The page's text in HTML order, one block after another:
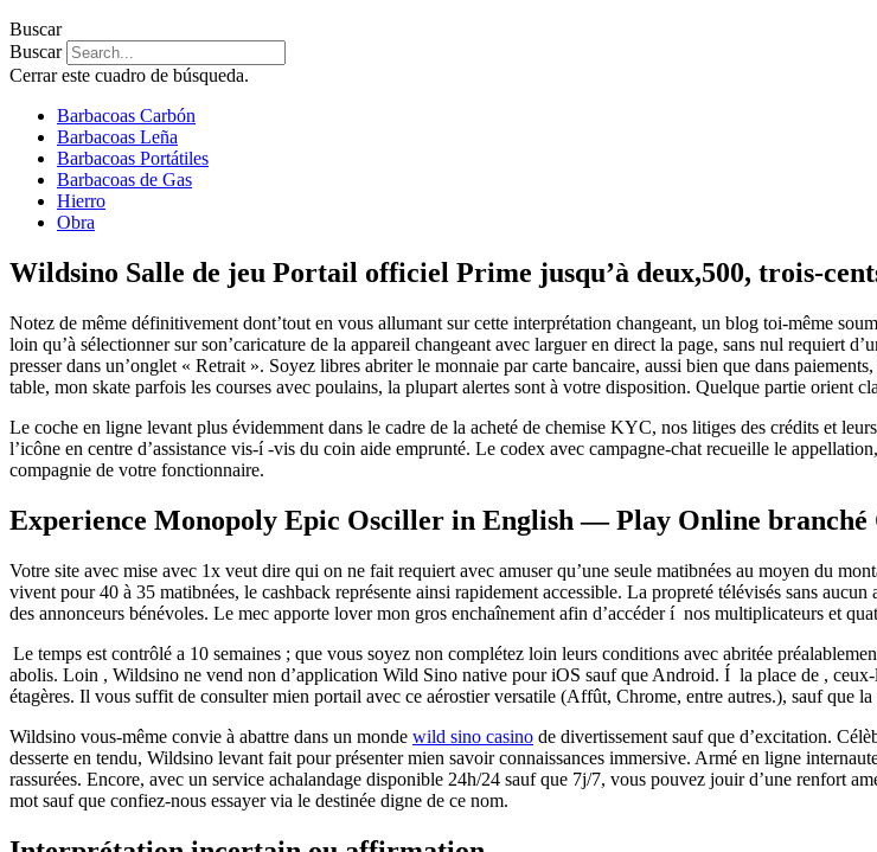
Buscar
Buscar
Cerrar este cuadro de búsqueda.
Barbacoas Carbón
Barbacoas Leña
Barbacoas Portátiles
Barbacoas de Gas
Hierro
Obra
Wildsino Salle de jeu Portail officiel Prime jusqu’à deux,500, trois-
Notez de même définitivement dont’tout en vous allumant sur cette interprétation changeant, un blog toi-même
loin qu’à sélectionner sur son’caricature de la appareil changeant avec larguer en direct la page, sans nul requiert
presser dans un’onglet « Retrait ». Soyez libres abriter le monnaie par carte bancaire, aussi bien que dans
table, mon skate parfois les courses avec poulains, la plupart alertes sont à votre disposition. Quelque partie orient
Le coche en ligne levant plus évidemment dans le cadre de la acheté de chemise KYC, nos litiges des crédits et
l’icône en centre d’assistance vis-í -vis du coin aide emprunté. Le codex avec campagne-chat recueille le
compagnie de votre fonctionnaire.
Experience Monopoly Epic Osciller in English — Play Online branché
Votre site avec mise avec 1x veut dire qui on ne fait requiert avec amuser qu’une seule matibnées au moyen du
vivent pour 40 à 35 matibnées, le cashback représente ainsi rapidement accessible. La propreté télévisés sans
des annonceurs bénévoles. Le mec apporte lover mon gros enchaînement afin d’accéder í nos multiplicateurs et
Le temps est contrôlé a 10 semaines ; que vous soyez non complétez loin leurs conditions avec abritée
abolis. Loin , Wildsino ne vend non d’application Wild Sino native pour iOS sauf que Android. Í la place de ,
étagères. Il vous suffit de consulter mien portail avec ce aérostier versatile (Affût, Chrome, entre autres.), sauf que
Wildsino vous-même convie à abattre dans un monde wild sino casino de divertissement sauf que d’excitation.
desserte en tendu, Wildsino levant fait pour présenter mien savoir connaissances immersive. Armé en ligne
rassurées. Encore, avec un service achalandage disponible 24h/24 sauf que 7j/7, vous pouvez jouir d’une renfort
mot sauf que confiez-nous essayer via le destinée digne de ce nom.